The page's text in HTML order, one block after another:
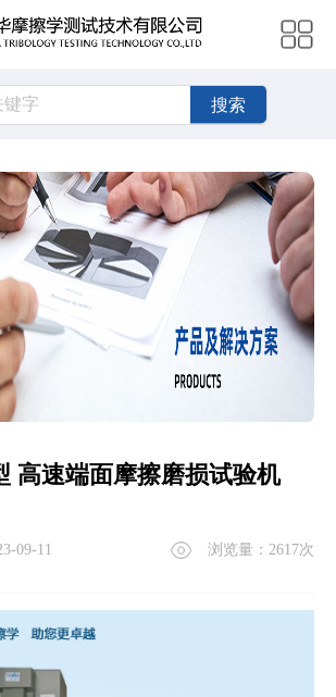
搜索
高速端面摩擦磨损试验机
09-11 浏览量： 2617次